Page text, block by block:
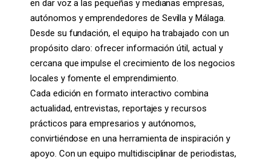
en dar voz a las pequeñas y medianas empresas,
autónomos y emprendedores de Sevilla y Málaga.
Desde su fundación, el equipo ha trabajado con un
propósito claro: ofrecer información útil, actual y
cercana que impulse el crecimiento de los negocios
locales y fomente el emprendimiento.
Cada edición en formato interactivo combina
actualidad, entrevistas, reportajes y recursos
prácticos para empresarios y autónomos,
convirtiéndose en una herramienta de inspiración y
apoyo. Con un equipo multidisciplinar de periodistas,